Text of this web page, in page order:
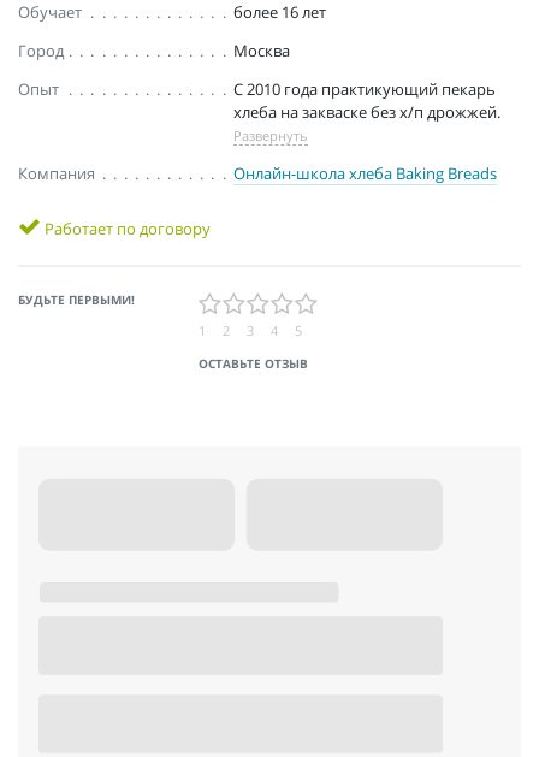
Обучает
более 16 лет
Город
Москва
Опыт
С 2010 года практикующий пекарь
хлеба на закваске без х/п дрожжей.
Развернуть
Компания Онлайн-школа хлеба Baking Breads
Работает по договору
БУДЬТЕ ПЕРВЫМИ!
ОСТАВЬТЕ ОТЗЫВ
1 2 3 4 5